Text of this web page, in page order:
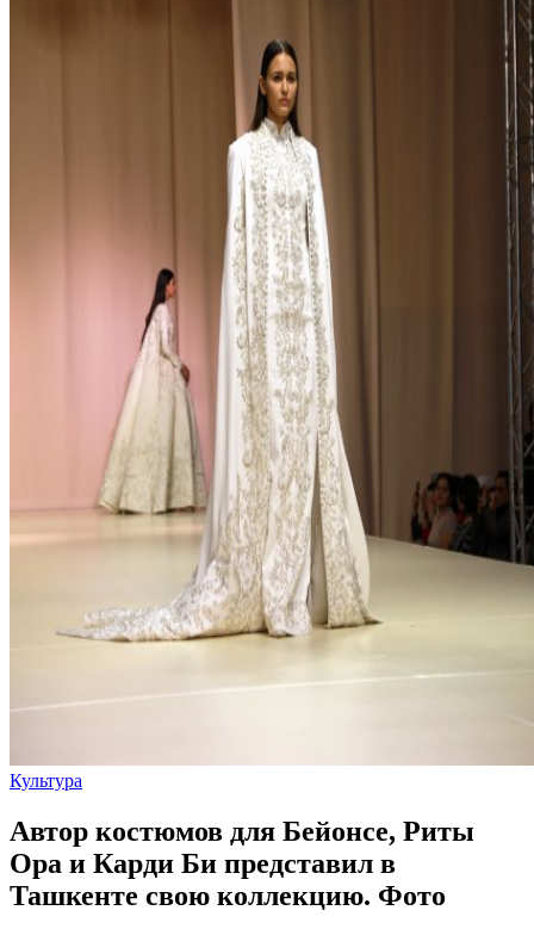
Культура
Автор костюмов для Бейонсе, Риты
Ора и Карди Би представил в
Ташкенте свою коллекцию. Фото